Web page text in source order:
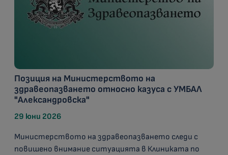
Позиция на Министерството на
здравеопазването относно казуса с УМБАЛ
"Александровска"
29 юни 2026
Министерството на здравеопазването следи с
повишено внимание ситуацията в Клиниката по